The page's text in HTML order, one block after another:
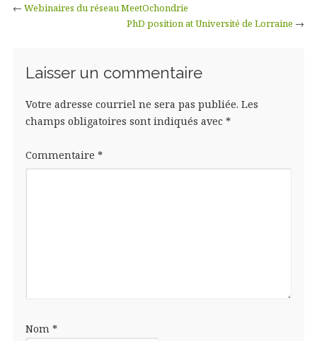
← Webinaires du réseau MeetOchondrie
PhD position at Université de Lorraine →
Laisser un commentaire
Votre adresse courriel ne sera pas publiée. Les
champs obligatoires sont indiqués avec *
Commentaire *
Nom *